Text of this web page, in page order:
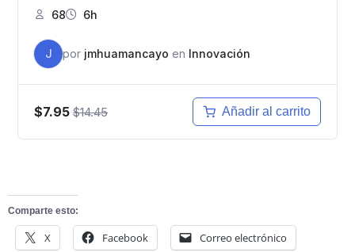
68 6h
J por jmhuamancayo en Innovación
$7.95 $14.45 Añadir al carrito
Comparte esto:
X Facebook Correo electrónico